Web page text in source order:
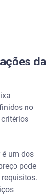
da
no
é um dos
pode